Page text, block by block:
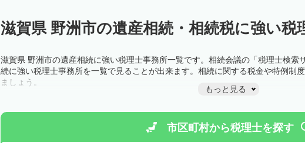
滋賀県 野洲市の遺産相続・相続税に強い税
滋賀県 野洲市の遺産相続に強い税理士事務所一覧です。相続会議の「税理士検索
続に強い税理士事務所を一覧で見ることが出来ます。相続に関する税金や特例制
ましょう。
もっと見る
市区町村から税理士を探す